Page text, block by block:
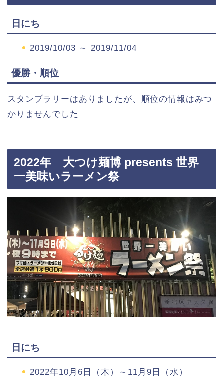
日にち
2019/10/03 ～ 2019/11/04
優勝・順位
スタンプラリーはありましたが、順位の情報はみつ
かりませんでした
2022年 大つけ麺博 presents 世界
一美味いラーメン祭
日にち
2022年10月6日（木）～11月9日（水）